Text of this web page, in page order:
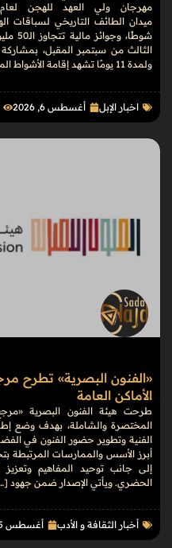
شوطًا،
الثالث من سبتمبر المقبل،
ولمدة 11 يومًا تشهد إقامة الأشواط الموزعة على الفترات […]
اخبار الإبل أغسطس 6, 2026
«الفنون البصرية» تطرح
الأماكن العامة
طرحت هيئة الفنون البصرية
المختصرة والشاملة، بهدف وضع
الفنية وتطوير حضور الفنون في
أبرز الأسس والممارسات المرتبطة
إلى جانب توحيد المفاهيم وتعزيز
الحضري. ويأتي الإصدار ضمن جهود
أخبار الثقافة و الأدب أغسطس 5, 2026